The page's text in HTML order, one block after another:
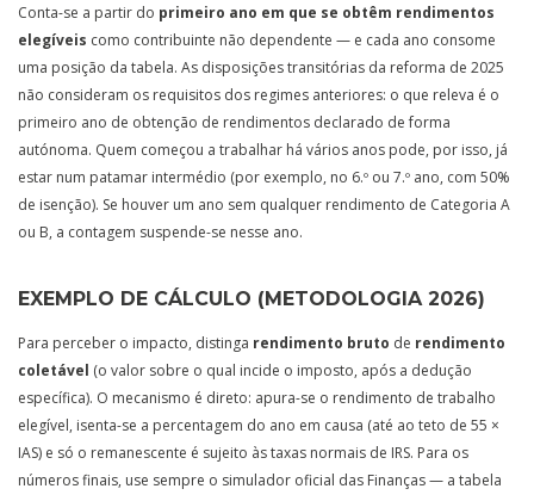
Conta-se a partir do primeiro ano em que se obtêm rendimentos
elegíveis como contribuinte não dependente — e cada ano consome
uma posição da tabela. As disposições transitórias da reforma de 2025
não consideram os requisitos dos regimes anteriores: o que releva é o
primeiro ano de obtenção de rendimentos declarado de forma
autónoma. Quem começou a trabalhar há vários anos pode, por isso, já
estar num patamar intermédio (por exemplo, no 6.º ou 7.º ano, com 50%
de isenção). Se houver um ano sem qualquer rendimento de Categoria A
ou B, a contagem suspende-se nesse ano.
EXEMPLO DE CÁLCULO (METODOLOGIA 2026)
Para perceber o impacto, distinga rendimento bruto de rendimento
coletável (o valor sobre o qual incide o imposto, após a dedução
específica). O mecanismo é direto: apura-se o rendimento de trabalho
elegível, isenta-se a percentagem do ano em causa (até ao teto de 55 ×
IAS) e só o remanescente é sujeito às taxas normais de IRS. Para os
números finais, use sempre o simulador oficial das Finanças — a tabela